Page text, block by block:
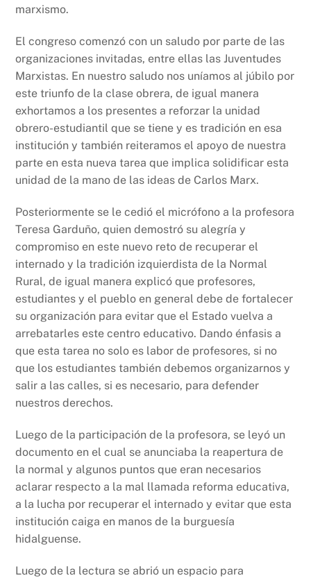
marxismo.
El congreso comenzó con un saludo por parte de las
organizaciones invitadas, entre ellas las Juventudes
Marxistas. En nuestro saludo nos uníamos al júbilo por
este triunfo de la clase obrera, de igual manera
exhortamos a los presentes a reforzar la unidad
obrero-estudiantil que se tiene y es tradición en esa
institución y también reiteramos el apoyo de nuestra
parte en esta nueva tarea que implica solidificar esta
unidad de la mano de las ideas de Carlos Marx.
Posteriormente se le cedió el micrófono a la profesora
Teresa Garduño, quien demostró su alegría y
compromiso en este nuevo reto de recuperar el
internado y la tradición izquierdista de la Normal
Rural, de igual manera explicó que profesores,
estudiantes y el pueblo en general debe de fortalecer
su organización para evitar que el Estado vuelva a
arrebatarles este centro educativo. Dando énfasis a
que esta tarea no solo es labor de profesores, si no
que los estudiantes también debemos organizarnos y
salir a las calles, si es necesario, para defender
nuestros derechos.
Luego de la participación de la profesora, se leyó un
documento en el cual se anunciaba la reapertura de
la normal y algunos puntos que eran necesarios
aclarar respecto a la mal llamada reforma educativa,
a la lucha por recuperar el internado y evitar que esta
institución caiga en manos de la burguesía
hidalguense.
Luego de la lectura se abrió un espacio para